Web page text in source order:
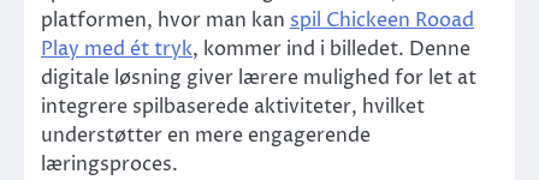
platformen, hvor man kan spil Chickeen Rooad
Play med ét tryk, kommer ind i billedet. Denne
digitale løsning giver lærere mulighed for let at
integrere spilbaserede aktiviteter, hvilket
understøtter en mere engagerende
læringsproces.